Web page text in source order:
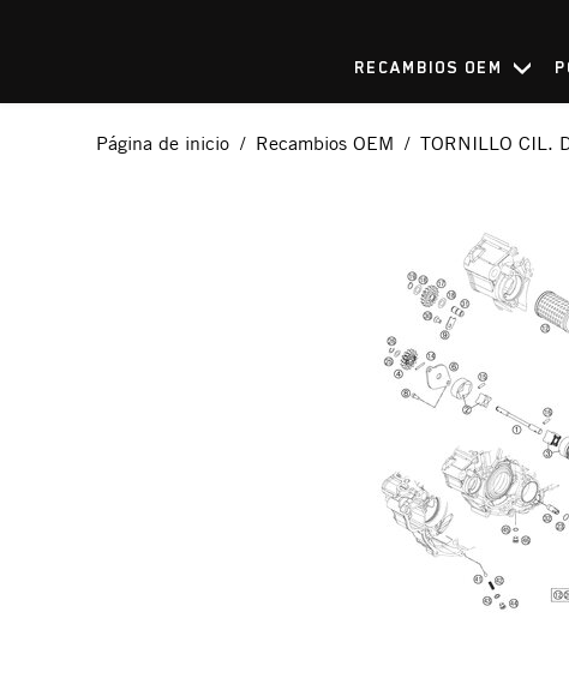
RECAMBIOS OEM
Página de inicio Recambios OEM TORNILLO CIL.